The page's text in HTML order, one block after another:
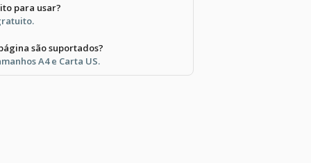
para usar?
são suportados?
A4 e Carta US.